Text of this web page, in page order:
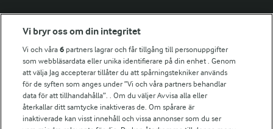
Fler Arlasajter
För ägare
Arlas kundportal
Arla.com
Falbygdens Ost
Arla webbshop
Vi bryr oss om din integritet
Vi och våra6 partners lagrar och får tillgång till personuppgifter
som webbläsardata eller unika identifierare på din enhet . Genom
att välja Jag accepterar tillåter du att spårningstekniker används
för de syften som anges under ”Vi och våra partners behandlar
data för att tillhandahålla”. . Om du väljer Avvisa alla eller
återkallar ditt samtycke inaktiveras de. Om spårare är
inaktiverade kan visst innehåll och vissa annonser som du ser